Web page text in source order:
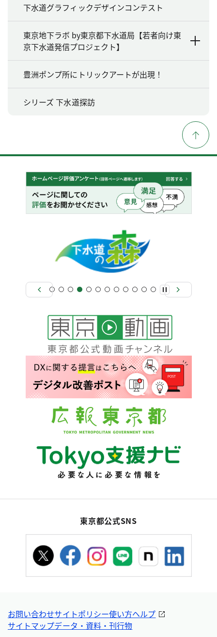
下水道グラフィックデザインコンテスト
東京地下ラボ by東京都下水道局【若者向け東
京下水道発信プロジェクト】
豊洲ポンプ所にトリックアートが出現！
シリーズ 下水道探訪
東京都公式SNS
お問い合わせサイトポリシー使い方ヘルプ
サイトマップデータ・資料・刊行物